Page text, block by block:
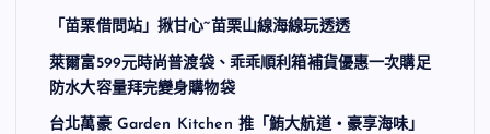
「苗栗借問站」揪甘心~苗栗山線海線玩透透
萊爾富599元時尚普渡袋、乖乖順利箱補貨優惠一次購足
防水大容量拜完變身購物袋
台北萬豪 Garden Kitchen 推「鮪大航道・豪享海味」